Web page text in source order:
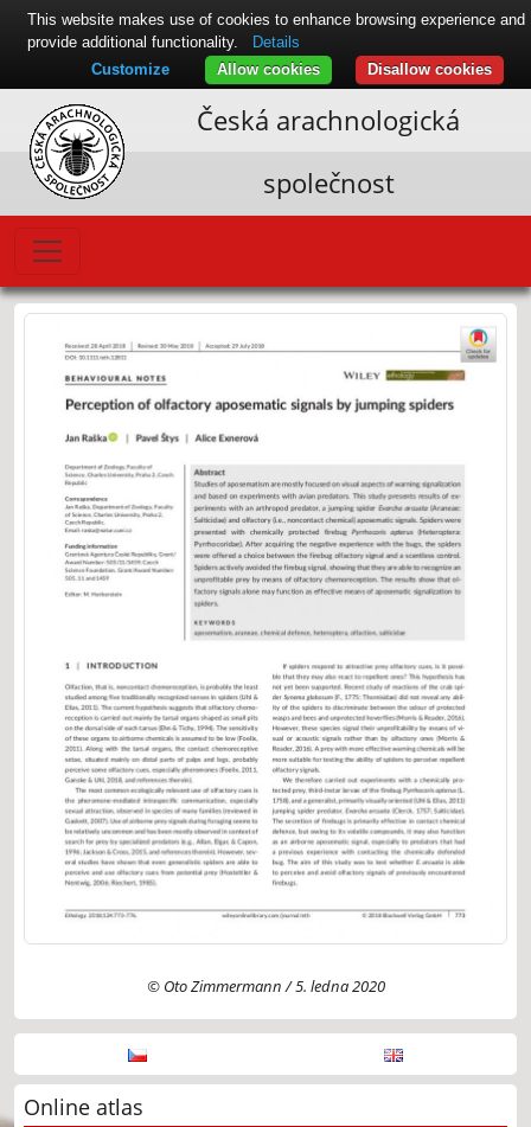
Česká arachnologická
společnost
© Oto Zimmermann / 5. ledna 2020
Online atlas
This website makes use of cookies to enhance browsing experience and
provide additional functionality.
Details
Disallow cookies
Allow cookies
Customize